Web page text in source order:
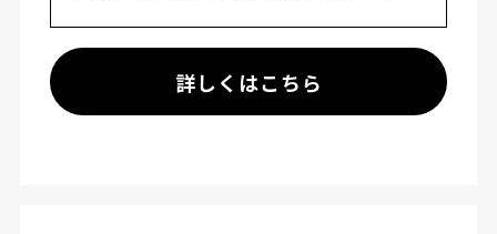
詳しくはこちら